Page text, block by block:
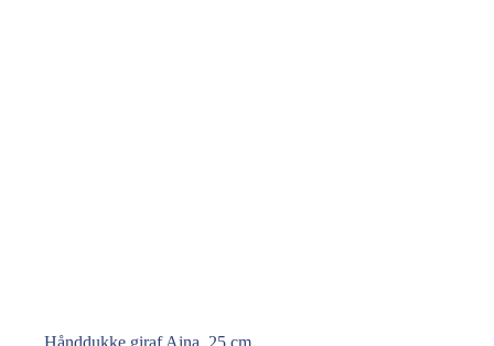
Hånddukke giraf Aina, 25 cm.